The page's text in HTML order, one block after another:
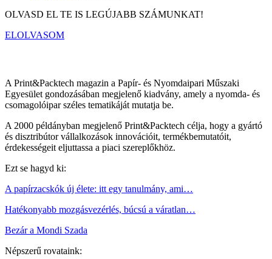
OLVASD EL TE IS LEGÚJABB SZÁMUNKAT!
ELOLVASOM
A Print&Packtech magazin a Papír- és Nyomdaipari Műszaki
Egyesület gondozásában megjelenő kiadvány, amely a nyomda- és
csomagolóipar széles tematikáját mutatja be.
A 2000 példányban megjelenő Print&Packtech célja, hogy a gyártó
és disztribútor vállalkozások innovációit, termékbemutatóit,
érdekességeit eljuttassa a piaci szereplőkhöz.
Ezt se hagyd ki:
A papírzacskók új élete: itt egy tanulmány, ami…
Hatékonyabb mozgásvezérlés, búcsú a váratlan…
Bezár a Mondi Szada
Népszerű rovataink: